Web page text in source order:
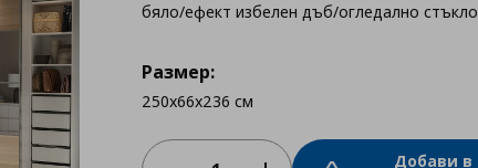
бяло/ефект избелен дъб/огледално стъкло
Размер:
250x66x236 см
Добави в